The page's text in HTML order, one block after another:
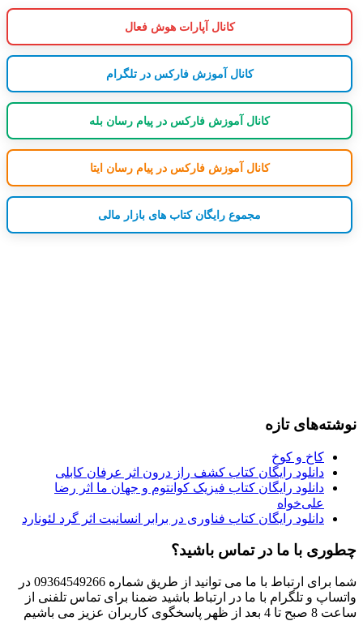
کانال آپارات هوش فعال
کانال آموزش فارکس در تلگرام
کانال آموزش فارکس در پیام رسان بله
کانال آموزش فارکس در پیام رسان ایتا
مجموع رایگان کتاب های بازار مالی
نوشته‌های تازه
کاخ و کوخ
دانلود رایگان کتاب کشف راز درون اثر عرفان کابلی
دانلود رایگان کتاب فیزیک کوانتوم و جهان ما اثر رضا
علی‌خواه
دانلود رایگان کتاب فناوری در برابر انسانیت اثر گرد لئونارد
چطوری با ما در تماس باشید؟
شما برای ارتباط با ما می توانید از طریق شماره 09364549266 در
واتساپ و تلگرام با ما در ارتباط باشید ضمنا برای تماس تلفنی از
ساعت 8 صبح تا 4 بعد از ظهر پاسخگوی کاربران عزیز می باشیم